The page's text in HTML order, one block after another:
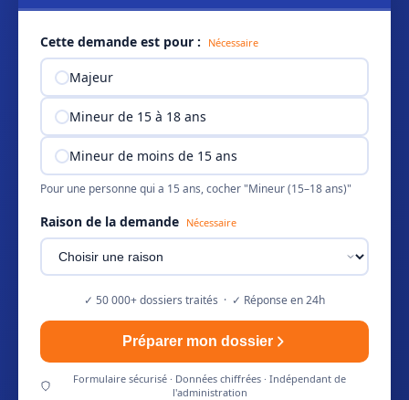
Cette demande est pour : Nécessaire
Majeur
Mineur de 15 à 18 ans
Mineur de moins de 15 ans
Pour une personne qui a 15 ans, cocher "Mineur (15–18 ans)"
Raison de la demande Nécessaire
✓ 50 000+ dossiers traités · ✓ Réponse en 24h
Préparer mon dossier
Formulaire sécurisé · Données chiffrées · Indépendant de
l'administration